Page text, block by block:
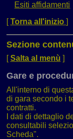
Esiti affidamenti
[Torna all'inizio ]
Sezione
[Salta al menù ]
Gare e
All'interno di
di gara secondo i
contratti.
I dati di dettaglio
consultabili
Scheda".